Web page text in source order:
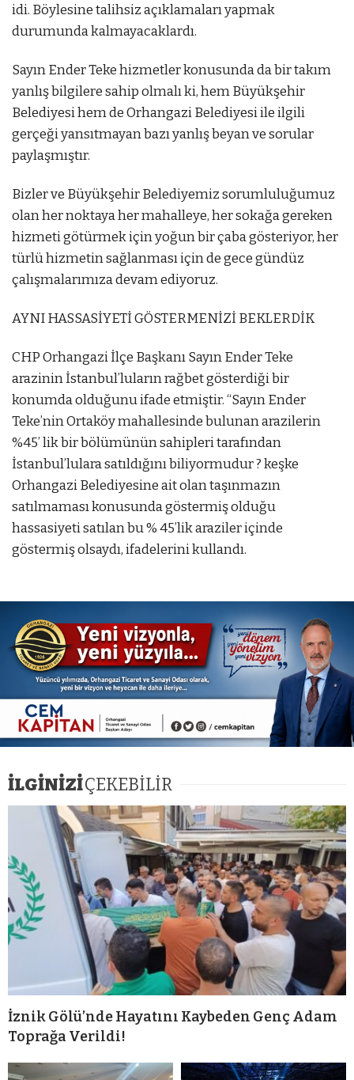
idi. Böylesine talihsiz açıklamaları yapmak
durumunda kalmayacaklardı.
Sayın Ender Teke hizmetler konusunda da bir takım
yanlış bilgilere sahip olmalı ki, hem Büyükşehir
Belediyesi hem de Orhangazi Belediyesi ile ilgili
gerçeği yansıtmayan bazı yanlış beyan ve sorular
paylaşmıştır.
Bizler ve Büyükşehir Belediyemiz sorumluluğumuz
olan her noktaya her mahalleye, her sokağa gereken
hizmeti götürmek için yoğun bir çaba gösteriyor, her
türlü hizmetin sağlanması için de gece gündüz
çalışmalarımıza devam ediyoruz.
AYNI HASSASİYETİ GÖSTERMENİZİ BEKLERDİK
CHP Orhangazi İlçe Başkanı Sayın Ender Teke
arazinin İstanbul’luların rağbet gösterdiği bir
konumda olduğunu ifade etmiştir. “Sayın Ender
Teke’nin Ortaköy mahallesinde bulunan arazilerin
%45’ lik bir bölümünün sahipleri tarafından
İstanbul’lulara satıldığını biliyormudur ? keşke
Orhangazi Belediyesine ait olan taşınmazın
satılmaması konusunda göstermiş olduğu
hassasiyeti satılan bu % 45’lik araziler içinde
göstermiş olsaydı, ifadelerini kullandı.
İLGİNİZİÇEKEBİLİR
İznik Gölü’nde Hayatını Kaybeden Genç Adam
Toprağa Verildi!